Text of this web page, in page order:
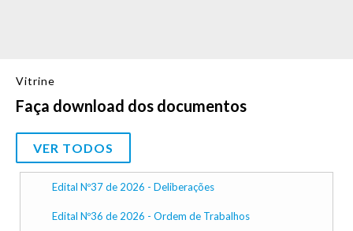
Vitrine
Faça download dos documentos
VER TODOS
Edital Nº37 de 2026 - Deliberações
Edital Nº36 de 2026 - Ordem de Trabalhos